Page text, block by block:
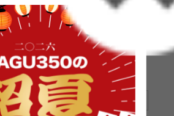
ベッド 緑
ス 付き
ングル すのこベッド 軽量
ベッド スマホ ブラウン ソファ